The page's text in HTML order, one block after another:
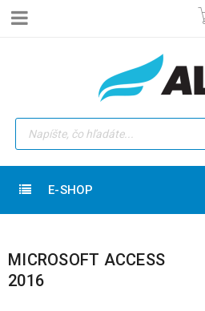
E-SHOP
MICROSOFT ACCESS
2016